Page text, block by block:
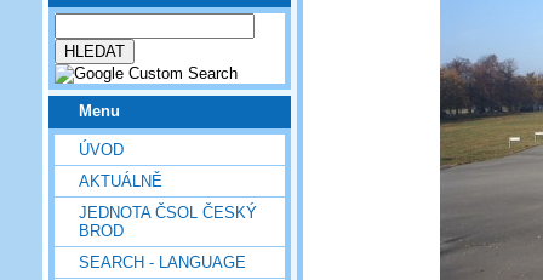
Menu
ÚVOD
AKTUÁLNĚ
JEDNOTA ČSOL ČESKÝ
BROD
SEARCH - LANGUAGE